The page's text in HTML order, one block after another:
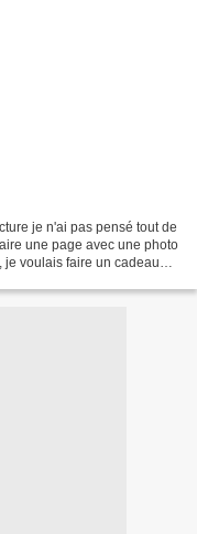
je n'ai pas pensé tout de
une page avec une photo
je voulais faire un cadeau